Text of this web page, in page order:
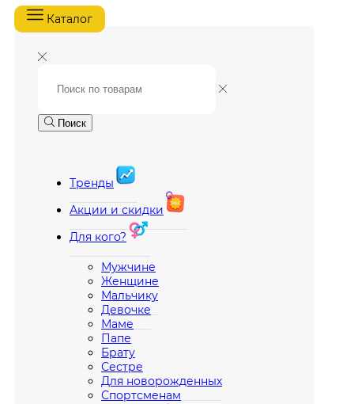
Каталог
Поиск
Тренды
Акции и скидки
Для кого?
Мужчине
Женщине
Мальчику
Девочке
Маме
Папе
Брату
Сестре
Для новорожденных
Спортсменам